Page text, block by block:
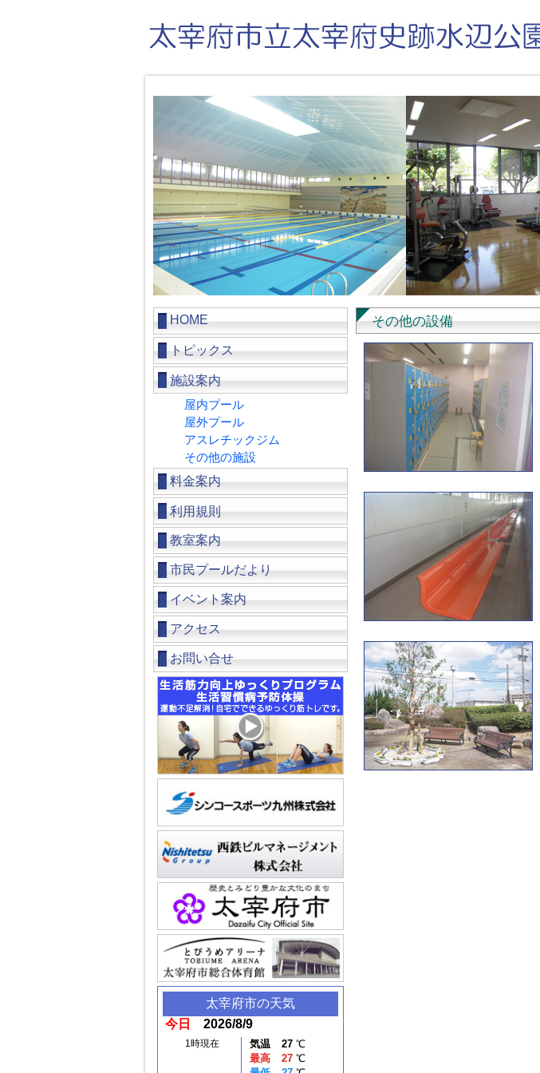
HOME
トピックス
施設案内
屋内プール
屋外プール
アスレチックジム
その他の施設
料金案内
利用規則
教室案内
市民プールだより
イベント案内
アクセス
お問い合せ
太宰府市の天気
今日 2026/8/9
1時現在 気温 27 ℃
最高
27 ℃
その他の設備